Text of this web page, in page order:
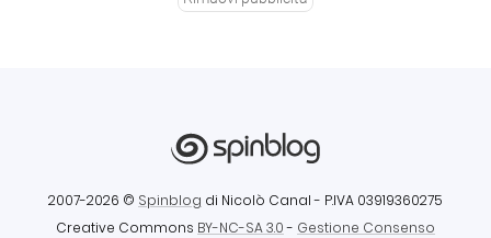
2007-2026 © Spinblog di Nicolò Canal - P.IVA 03919360275
Creative Commons BY-NC-SA 3.0- Gestione Consenso